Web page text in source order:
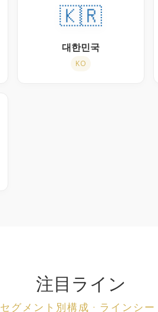
🇰🇷
대한민국
KO
注目ライン
セグメント別構成 · ラインシ